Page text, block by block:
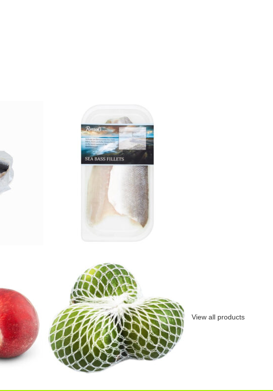
View all products